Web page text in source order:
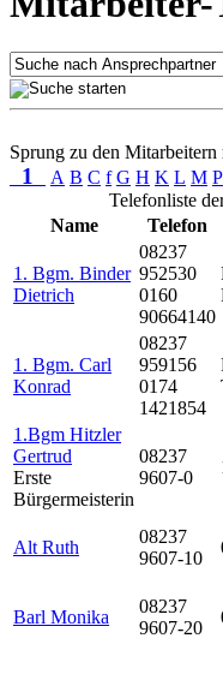
Sprung zu den
1 A B C f G H K L M P
Telefonliste
Name
Telefon
1. Bgm. Binder
Dietrich
08237
952530
0160
90664140
1. Bgm. Carl
Konrad
08237
959156
0174
1421854
1.Bgm Hitzler
Gertrud
Erste
Bürgermeisterin
08237
9607-0
Alt Ruth
08237
9607-10
Barl Monika
08237
9607-20